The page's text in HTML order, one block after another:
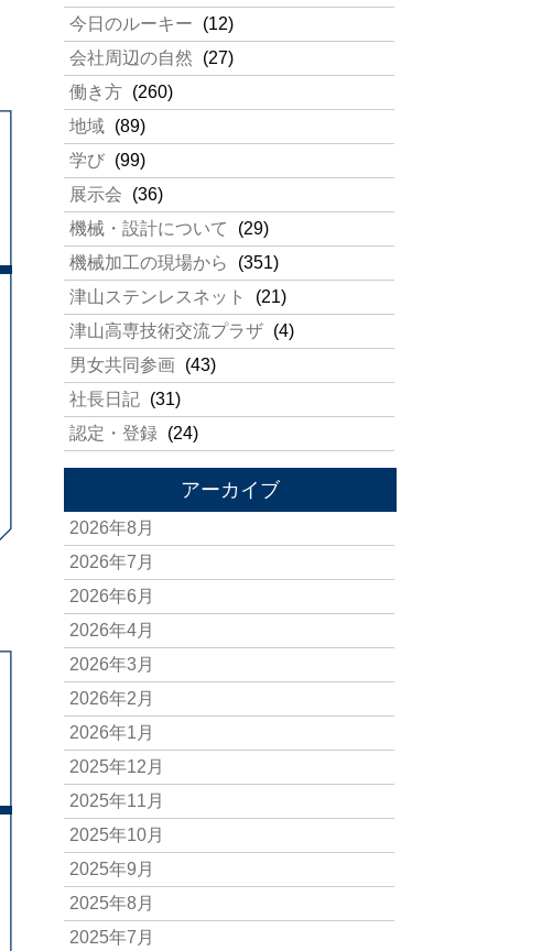
今日のルーキー
(12)
会社周辺の自然
(27)
働き方 (260)
地域 (89)
学び (99)
展示会
(36)
機械・設計について
(29)
機械加工の現場から
(351)
津山ステンレスネット
(21)
津山高専技術交流プラザ (4)
男女共同参画 (43)
社長日記 (31)
認定・登録 (24)
アーカイブ
2026年8月
2026年7月
2026年6月
2026年4月
2026年3月
2026年2月
2026年1月
2025年12月
2025年11月
2025年10月
2025年9月
2025年8月
2025年7月